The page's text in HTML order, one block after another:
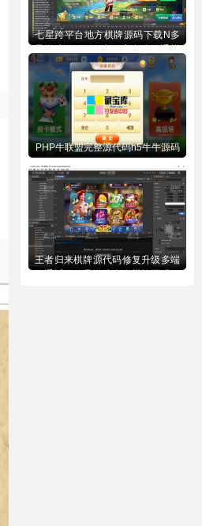
七星跨平台地方棋牌源码下载N多
牌源代码下载
PHP牛联盟完整源代码h5牛牛源码
王者归来棋牌源代码修复升级多端